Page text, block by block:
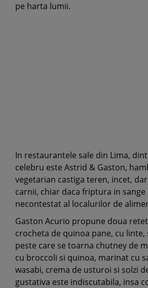
pe harta lumii.
In restaurantele sale din Lima,
celebru este Astrid & Gaston,
vegetarian castiga teren, incet,
carnii, chiar daca friptura in
necontestat al localurilor de
Gaston Acurio propune doua
crocheta de quinoa pane, cu linte,
peste care se toarna chutney de
cu broccoli si quinoa, marinat cu
wasabi, crema de usturoi si solzi
gustativa este indiscutabila, insa